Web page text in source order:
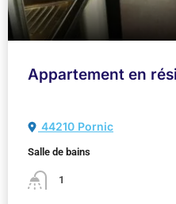
Appartement en
44210 Pornic
Salle de bains
1